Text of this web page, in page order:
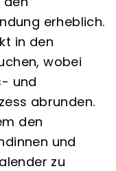
erheblich.
in den
wobei
und
abrunden.
den
und
zu